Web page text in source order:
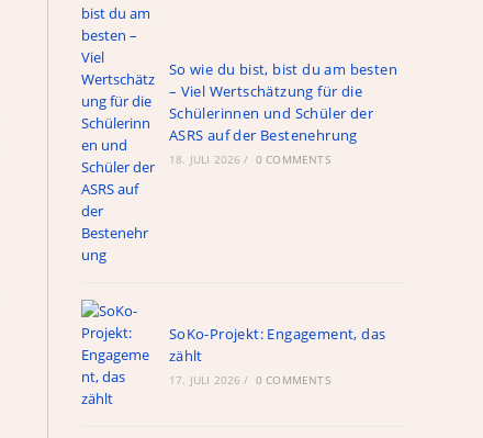
So wie du bist, bist du am besten
– Viel Wertschätzung für die
Schülerinnen und Schüler der
ASRS auf der Bestenehrung
18. JULI 2026 / 0 COMMENTS
SoKo-Projekt: Engagement, das
zählt
17. JULI 2026 / 0 COMMENTS